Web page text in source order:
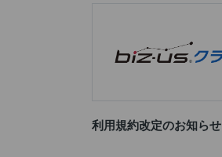
利用規約改定のお知らせ